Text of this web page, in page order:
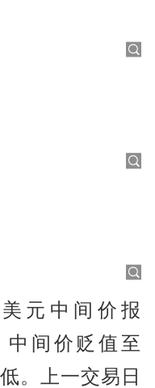
元中间价报
中间价贬值至
。上一交易日